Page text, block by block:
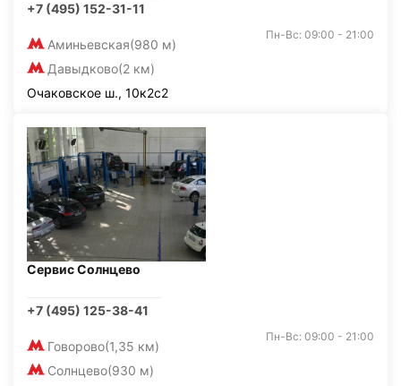
+7 (495) 152-31-11
Аминьевская(980 м)
Давыдково(2 км)
Пн-Вс: 09:00 - 21:00
Очаковское ш., 10к2с2
Сервис Солнцево
+7 (495) 125-38-41
Говорово(1,35 км)
Солнцево(930 м)
Пн-Вс: 09:00 - 21:00